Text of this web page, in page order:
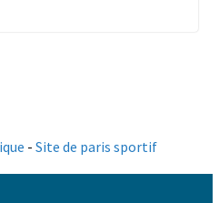
- Site de paris sportif